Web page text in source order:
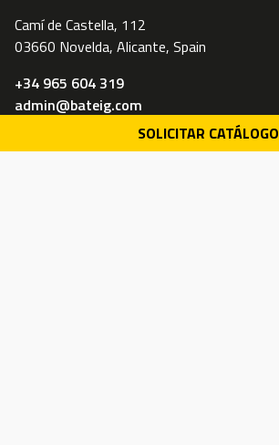
SOLICITAR CATÁLOGO
Camí de Castella, 112
03660 Novelda, Alicante, Spain
+34 965 604 319
admin@bateig.com